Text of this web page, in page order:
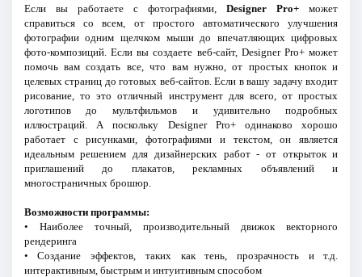
Если вы работаете с фотографиями,Designer Pro+ может
справиться со всем, от простого автоматического улучшения
фотографии одним щелчком мыши до впечатляющих цифровых
фото-композиций. Если вы создаете веб-сайт, Designer Pro+ может
помочь вам создать все, что вам нужно, от простых кнопок и
целевых страниц до готовых веб-сайтов. Если в вашу задачу входит
рисование, то это отличный инструмент для всего, от простых
логотипов до мультфильмов и удивительно подробных
иллюстраций. А поскольку Designer Pro+ одинаково хорошо
работает с рисунками, фотографиями и текстом, он является
идеальным решением для дизайнерских работ - от открыток и
приглашений до плакатов, рекламных объявлений и
многостраничных брошюр.
Возможности программы:
• Наиболее точный, производительный движок векторного
рендеринга
• Создание эффектов, таких как тень, прозрачность и т.д.
интерактивным, быстрым и интуитивным способом